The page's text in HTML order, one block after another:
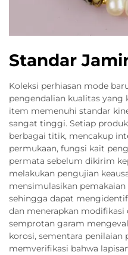
Standar
Koleksi perhiasan mode
pengendalian kualitas
item memenuhi standar
sangat tinggi. Setiap
berbagai titik, mencakup
permukaan, fungsi kait
permata sebelum dikirim
melakukan pengujian
mensimulasikan pemakaian
sehingga dapat
dan menerapkan
semprotan garam
korosi, sementara penilaian
memverifikasi bahwa